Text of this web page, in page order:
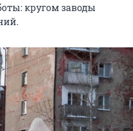
кругом заводы